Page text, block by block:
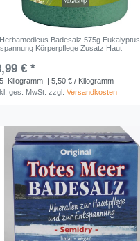
Badesalz 575g Eukalyptus
Körperpflege Zusatz Haut
€ *
Kilogramm | 5,50 € / Kilogramm
ges. MwSt. zzgl.Versandkosten